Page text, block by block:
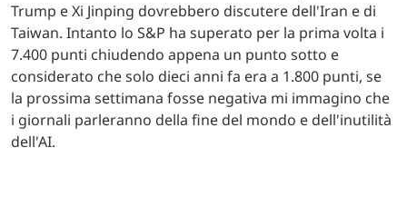
Trump e Xi Jinping dovrebbero discutere dell'Iran e di
Taiwan. Intanto lo S&P ha superato per la prima volta i
7.400 punti chiudendo appena un punto sotto e
considerato che solo dieci anni fa era a 1.800 punti, se
la prossima settimana fosse negativa mi immagino che
i giornali parleranno della fine del mondo e dell'inutilità
dell'AI.